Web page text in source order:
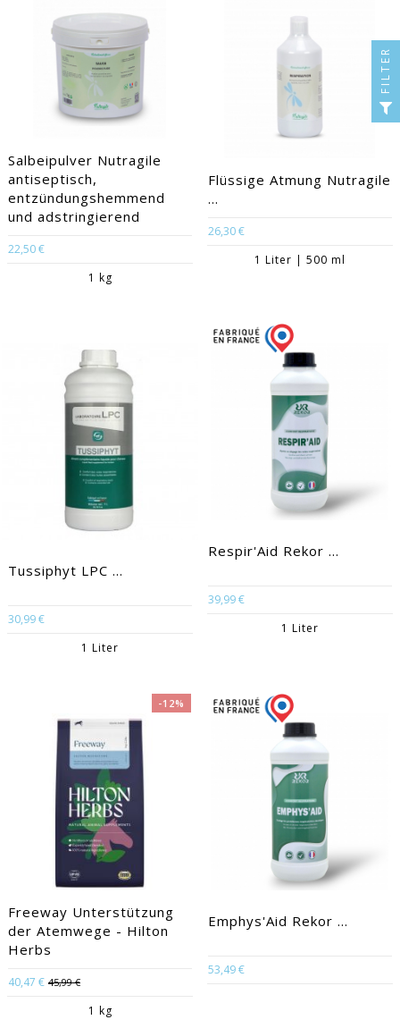
Salbeipulver Nutragile
antiseptisch,
entzündungshemmend
und adstringierend
22,50 €
1 kg
Flüssige Atmung Nutragile
...
26,30 €
1 Liter | 500 ml
Tussiphyt LPC ...
30,99 €
1 Liter
Respir'Aid Rekor ...
39,99 €
1 Liter
-12%
Freeway Unterstützung
der Atemwege - Hilton
Herbs
40,47 € 45,99 €
1 kg
Emphys'Aid Rekor ...
53,49 €
FILTER